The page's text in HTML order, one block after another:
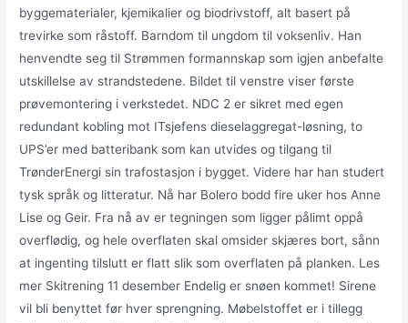
byggematerialer, kjemikalier og biodrivstoff, alt basert på
trevirke som råstoff. Barndom til ungdom til voksenliv. Han
henvendte seg til Strømmen formannskap som igjen anbefalte
utskillelse av strandstedene. Bildet til venstre viser første
prøvemontering i verkstedet. NDC 2 er sikret med egen
redundant kobling mot ITsjefens dieselaggregat-løsning, to
UPS’er med batteribank som kan utvides og tilgang til
TrønderEnergi sin trafostasjon i bygget. Videre har han studert
tysk språk og litteratur. Nå har Bolero bodd fire uker hos Anne
Lise og Geir. Fra nå av er tegningen som ligger pålimt oppå
overflødig, og hele overflaten skal omsider skjæres bort, sånn
at ingenting tilslutt er flatt slik som overflaten på planken. Les
mer Skitrening 11 desember Endelig er snøen kommet! Sirene
vil bli benyttet før hver sprengning. Møbelstoffet er i tillegg